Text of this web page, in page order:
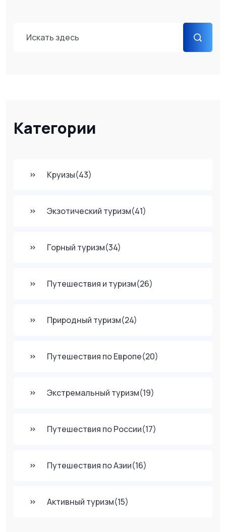
Категории
Круизы(43)
Экзотический туризм(41)
Горный туризм(34)
Путешествия и туризм(26)
Природный туризм(24)
Путешествия по Европе(20)
Экстремальный туризм(19)
Путешествия по России(17)
Путешествия по Азии(16)
Активный туризм(15)